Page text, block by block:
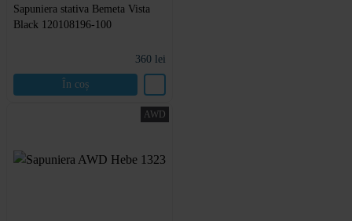
Sapuniera stativa Bemeta Vista
Black 120108196-100
360 lei
În coș
AWD